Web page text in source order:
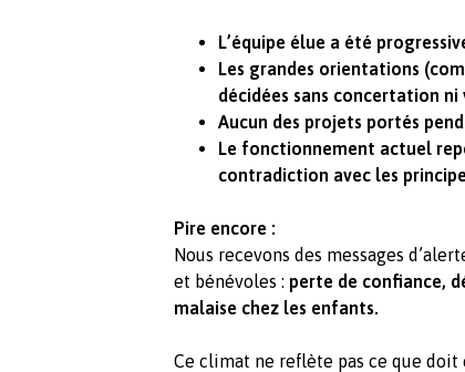
L’équipe élue a été
Les grandes orientations
décidées sans concertation
Aucun des projets portés
Le fonctionnement actuel
contradiction avec les
Pire encore :
Nous recevons des messages
et bénévoles : perte de confiance,
malaise chez les enfants.
Ce climat ne reflète pas ce que doit